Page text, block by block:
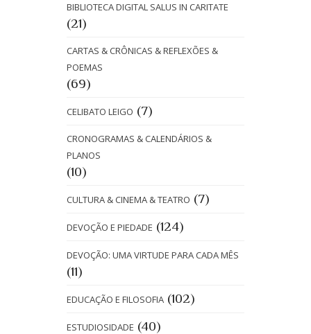
BIBLIOTECA DIGITAL SALUS IN CARITATE
(21)
CARTAS & CRÔNICAS & REFLEXÕES &
POEMAS
(69)
CELIBATO LEIGO (7)
CRONOGRAMAS & CALENDÁRIOS &
PLANOS
(10)
CULTURA & CINEMA & TEATRO (7)
DEVOÇÃO E PIEDADE (124)
DEVOÇÃO: UMA VIRTUDE PARA CADA MÊS
(11)
EDUCAÇÃO E FILOSOFIA (102)
ESTUDIOSIDADE (40)